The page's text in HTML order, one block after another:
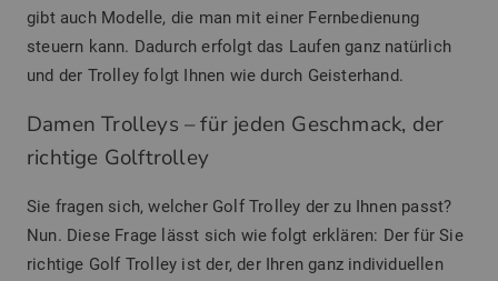
gibt auch Modelle, die man mit einer Fernbedienung
steuern kann. Dadurch erfolgt das Laufen ganz natürlich
und der Trolley folgt Ihnen wie durch Geisterhand.
Damen Trolleys – für jeden Geschmack, der
richtige Golftrolley
Sie fragen sich, welcher Golf Trolley der zu Ihnen passt?
Nun. Diese Frage lässt sich wie folgt erklären: Der für Sie
richtige Golf Trolley ist der, der Ihren ganz individuellen